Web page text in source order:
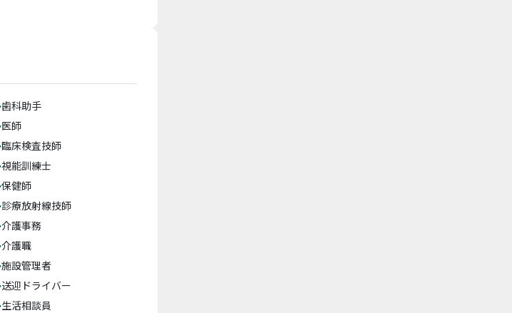
歯科助手
医師
臨床検査技師
視能訓練士
保健師
診療放射線技師
介護事務
介護職
施設管理者
送迎ドライバー
生活相談員